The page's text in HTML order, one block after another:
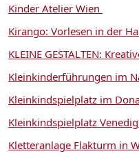
Kinder Atelier Wien
Kirango: Vorlesen in der
KLEINE GESTALTEN:
Kleinkinderführungen im
Kleinkindspielplatz im
Kleinkindspielplatz
Kletteranlage Flakturm in